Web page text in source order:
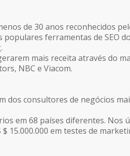
de 30 anos reconhecidos
populares ferramentas de SEO
mais receita através do
NBC e Viacom.
dos consultores de negócios
em 68 países diferentes. Nos
15.000.000 em testes de